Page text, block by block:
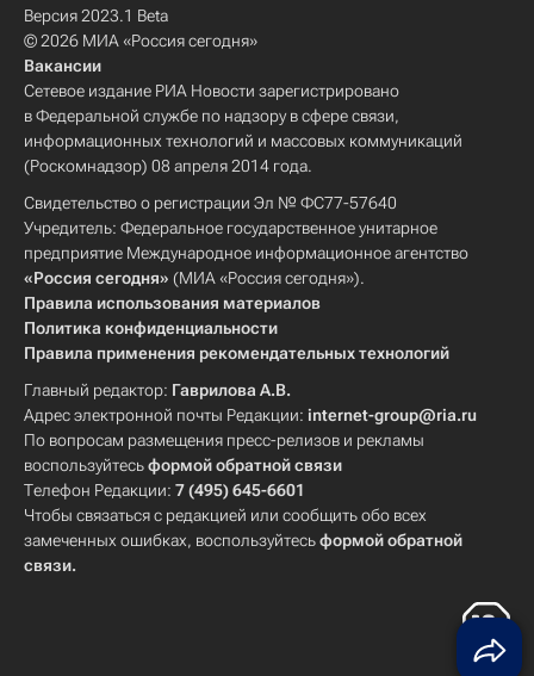
Версия 2023.1 Beta
© 2026 МИА «Россия сегодня»
Вакансии
Сетевое издание РИА Новости зарегистрировано
в Федеральной службе по надзору в сфере связи,
информационных технологий и массовых коммуникаций
(Роскомнадзор) 08 апреля 2014 года.
Свидетельство о регистрации Эл № ФС77-57640
Учредитель: Федеральное государственное унитарное
предприятие Международное информационное агентство
«Россия сегодня» (МИА «Россия сегодня»).
Правила использования материалов
Политика конфиденциальности
Правила применения рекомендательных технологий
Главный редактор: Гаврилова А.В.
Адрес электронной почты Редакции: internet-group@ria.ru
По вопросам размещения пресс-релизов и рекламы
воспользуйтесьформой обратной связи
Телефон Редакции: 7 (495) 645-6601
Чтобы связаться с редакцией или сообщить обо всех
замеченных ошибках, воспользуйтесьформой обратной
связи.